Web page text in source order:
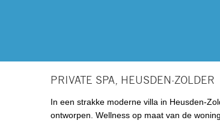
PRIVATE SPA, HEUSDEN-ZOLDER
In een strakke moderne villa in Heusden-
ontworpen. Wellness op maat van de woning.